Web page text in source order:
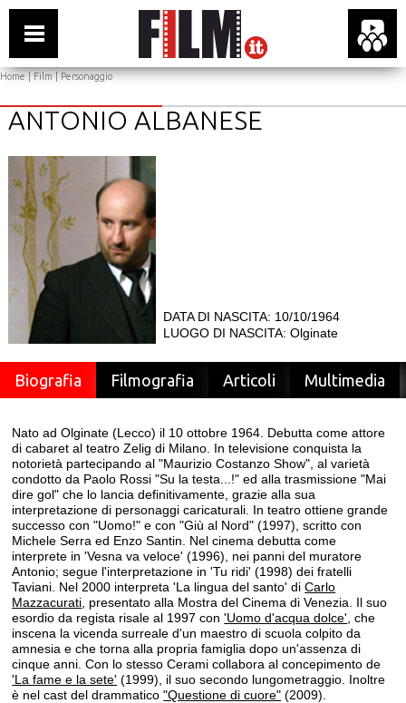
Home|Film| Personaggio
ANTONIO ALBANESE
DATA DI NASCITA: 10/10/1964
LUOGO DI NASCITA: Olginate
Biografia Filmografia Articoli Multimedia
Nato ad Olginate (Lecco) il 10 ottobre 1964. Debutta come attore
di cabaret al teatro Zelig di Milano. In televisione conquista la
notorietà partecipando al "Maurizio Costanzo Show", al varietà
condotto da Paolo Rossi "Su la testa...!" ed alla trasmissione "Mai
dire gol" che lo lancia definitivamente, grazie alla sua
interpretazione di personaggi caricaturali. In teatro ottiene grande
successo con "Uomo!" e con "Giù al Nord" (1997), scritto con
Michele Serra ed Enzo Santin. Nel cinema debutta come
interprete in 'Vesna va veloce' (1996), nei panni del muratore
Antonio; segue l'interpretazione in 'Tu ridi' (1998) dei fratelli
Taviani. Nel 2000 interpreta 'La lingua del santo' diCarlo
Mazzacurati , presentato alla Mostra del Cinema di Venezia. Il suo
esordio da regista risale al 1997 con'Uomo d'acqua dolce' , che
inscena la vicenda surreale d'un maestro di scuola colpito da
amnesia e che torna alla propria famiglia dopo un'assenza di
cinque anni. Con lo stesso Cerami collabora al concepimento de
'La fame e la sete' (1999), il suo secondo lungometraggio. Inoltre
è nel cast del drammatico"Questione di cuore" (2009).